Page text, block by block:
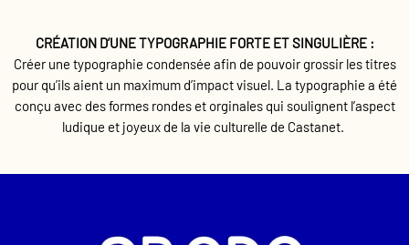
CRÉATION D’UNE TYPOGRAPHIE FORTE ET SINGULIÈRE:
Créer une typographie condensée afin de pouvoir grossir les titres
pour qu’ils aient un maximum d’impact visuel. La typographie a été
conçu avec des formes rondes et orginales qui soulignent l’aspect
ludique et joyeux de la vie culturelle de Castanet.